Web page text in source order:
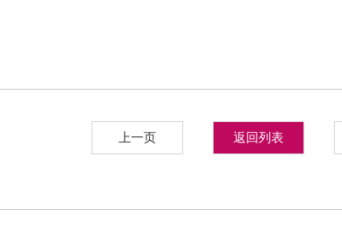
上一页 返回列表